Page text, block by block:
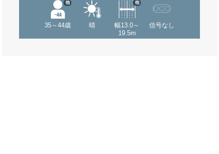
35～44歳
他
晴
幅13.0～
19.5m
他
信号なし